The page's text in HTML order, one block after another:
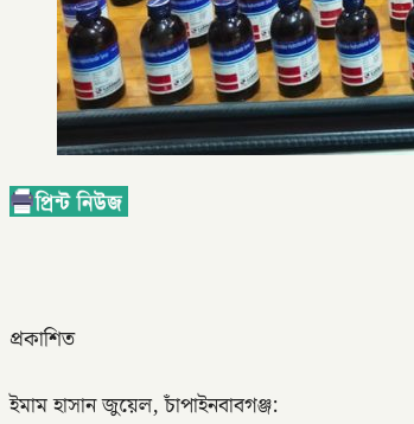
প্রকাশিত
ইমাম হাসান জুয়েল, চাঁপাইনবাবগঞ্জ: